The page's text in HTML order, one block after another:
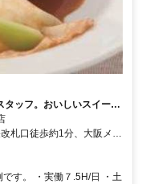
ッフ。おいしいスイーツ
働7.5時間のシフト制
札口徒歩約1分、大阪メト
トロ谷町線 天王寺9番口
す。 ・実働７.5H/日 ・土